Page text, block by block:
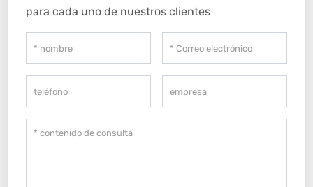
para cada uno de nuestros clientes